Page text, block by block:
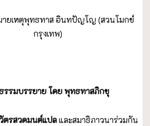
ยเหตุพุทธทาส อินทปัญโญ (สวนโมกข์
กรุงเทพ)
รรมบรรยาย โดย พุทธทาสภิกขุ
ตรสวดมนต์แปลและสมาธิภาวนาร่วมกัน